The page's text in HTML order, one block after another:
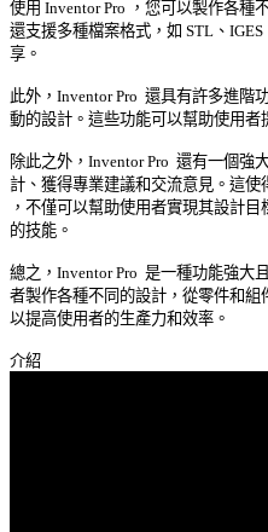
使用 Inventor Pro ，您可以製作各種
還支援多種檔案格式，如 STL、
享。
此外，Inventor Pro  還具有許多進階
動的設計。這些功能可以幫助使用者
除此之外，Inventor Pro  還有一個強
計、獲得專業建議和交流意見。這使
，不僅可以幫助使用者實現其設計
的技能。
總之，Inventor Pro  是一種功能強大
者製作各種不同的設計，從零件和
以提高使用者的生產力和效率。